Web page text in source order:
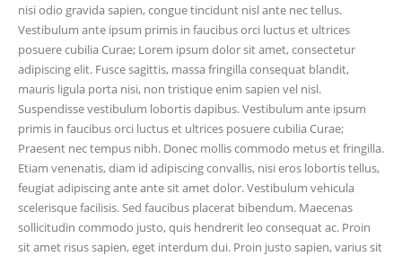
nisi odio gravida sapien, congue tincidunt nisl ante nec tellus.
Vestibulum ante ipsum primis in faucibus orci luctus et ultrices
posuere cubilia Curae; Lorem ipsum dolor sit amet, consectetur
adipiscing elit. Fusce sagittis, massa fringilla consequat blandit,
mauris ligula porta nisi, non tristique enim sapien vel nisl.
Suspendisse vestibulum lobortis dapibus. Vestibulum ante ipsum
primis in faucibus orci luctus et ultrices posuere cubilia Curae;
Praesent nec tempus nibh. Donec mollis commodo metus et fringilla.
Etiam venenatis, diam id adipiscing convallis, nisi eros lobortis tellus,
feugiat adipiscing ante ante sit amet dolor. Vestibulum vehicula
scelerisque facilisis. Sed faucibus placerat bibendum. Maecenas
sollicitudin commodo justo, quis hendrerit leo consequat ac. Proin
sit amet risus sapien, eget interdum dui. Proin justo sapien, varius sit